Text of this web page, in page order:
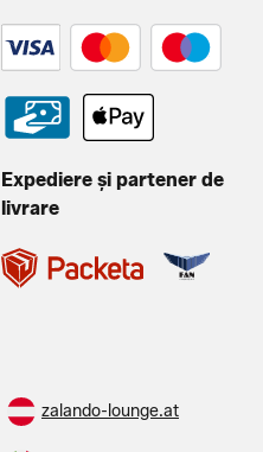
Expediere și partener de
livrare
zalando-lounge.at